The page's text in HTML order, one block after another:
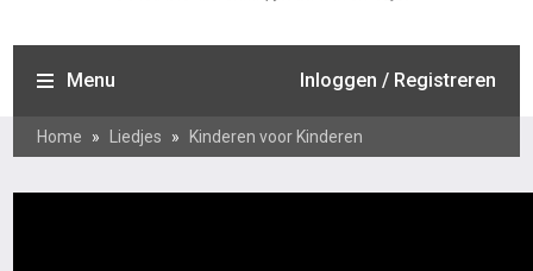
Menu Inloggen / Registreren
Home » Liedjes » Kinderen voor Kinderen